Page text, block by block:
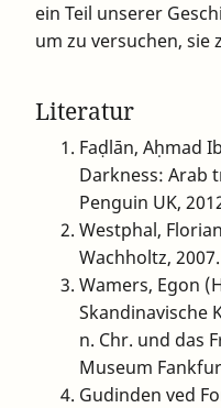
ein Teil unserer
um zu versuchen, sie
Literatur
Faḍlān, Aḥmad
Darkness: Arab
Penguin UK,
Westphal,
Wachholtz, 2007.
Wamers, Egon
Skandinavische
n. Chr. und das
Museum
Gudinden ved